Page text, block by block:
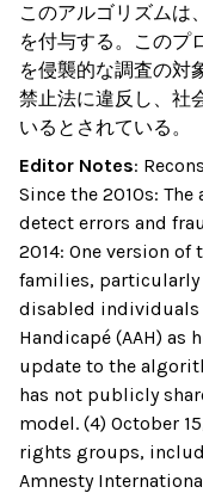
このアルゴリズムは
を付与する。このプ
を侵襲的な調査の対
禁止法に違反し、社
いるとされている。
Editor Notes:
Since the 2010s:
detect errors and
2014: One version
families, particularly
disabled individuals
Handicapé (AAH) as
update to the
has not publicly
model. (4) October
rights groups,
Amnesty